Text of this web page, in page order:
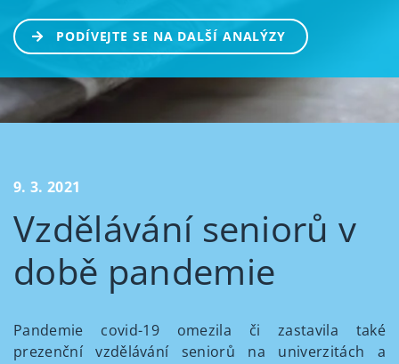
PODÍVEJTE SE NA DALŠÍ ANALÝZY
9. 3. 2021
Vzdělávání seniorů v
době pandemie
Pandemie covid-19 omezila či zastavila také
prezenční vzdělávání seniorů na univerzitách a